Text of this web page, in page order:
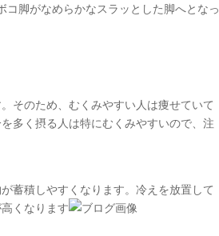
脚がなめらかなスラッとした脚へとなっ
そのため、むくみやすい人は痩せていて
多く摂る人は特にむくみやすいので、注
蓄積しやすくなります。冷えを放置して
くなります